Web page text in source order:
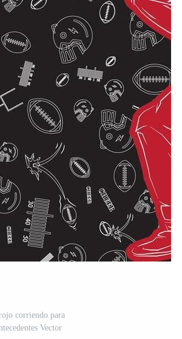
corriendo para
Vector